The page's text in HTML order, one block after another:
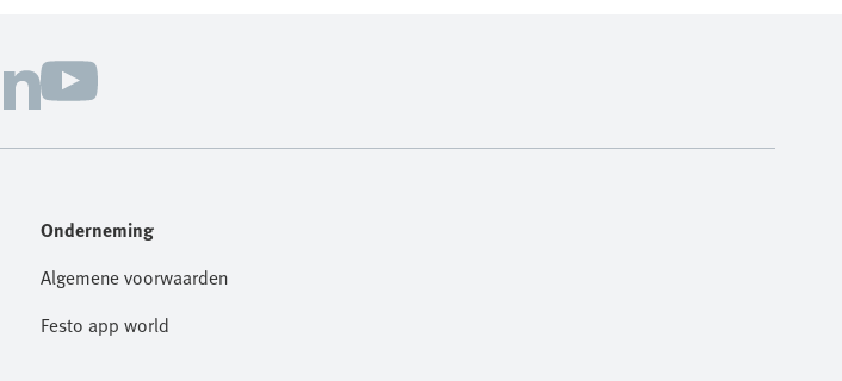
Onderneming
Algemene voorwaarden
Festo app world